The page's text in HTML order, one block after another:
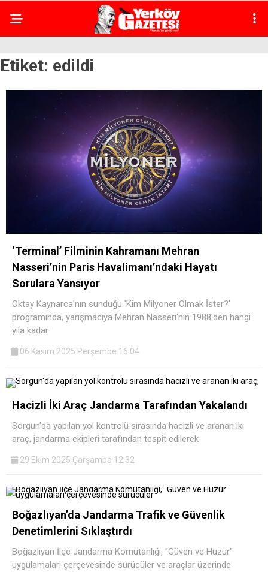
Etiket: edildi
‘Terminal’ Filminin Kahramanı Mehran
Nasseri’nin Paris Havalimanı’ndaki Hayatı
Sorulara Yansıyor
Oktay Kaynarca'nın sunduğu 'Kim Milyoner Olmak İster?'
programında, yarışmacıya Mehran Nasseri'nin 1988'den hangi
yıla kadar
06 Kasım 2025 Perşembe 16:04
Hacizli İki Araç Jandarma Tarafından Yakalandı
Sorgun'da yapılan yol kontrolü sırasında hacizli ve aranan iki
araç, jandarma ekipleri tarafından tespit edilerek
29 Ekim 2025 Çarşamba 12:32
Boğazlıyan’da Jandarma Trafik ve Güvenlik
Denetimlerini Sıklaştırdı
Boğazlıyan İlçe Jandarma Komutanlığı, "Güven ve Huzur"
uygulamaları çerçevesinde sürücüler ve araçlar üzerinde